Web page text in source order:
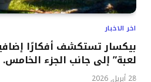
اخر الاخبار
بيكسار تستكشف أفكارًا
لعبة” إلى جانب الجزء الخامس.
28 أبريل, 2026